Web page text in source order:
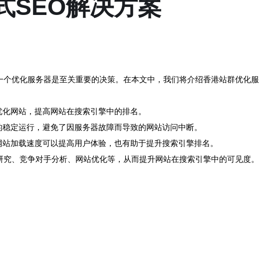
SEO解决方案
优化服务器是至关重要的决策。在本文中，我们将介绍香港站群优化服
网站，提高网站在搜索引擎中的排名。
定运行，避免了因服务器故障而导致的网站访问中断。
加载速度可以提高用户体验，也有助于提升搜索引擎排名。
、竞争对手分析、网站优化等，从而提升网站在搜索引擎中的可见度。